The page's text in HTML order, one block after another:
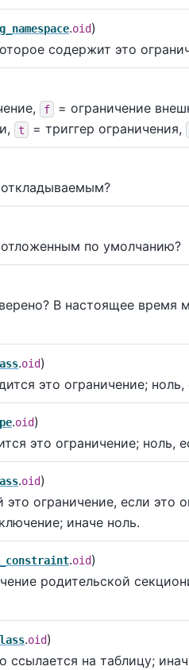
.oid)
содержит это
f = ограничение
t = триггер ограничения,
по умолчанию?
В настоящее
.oid)
это ограничение;
.oid)
это ограничение; ноль,
.oid)
ограничение, если это
иначе ноль.
.oid)
родительской
.oid)
ссылается на таблицу;